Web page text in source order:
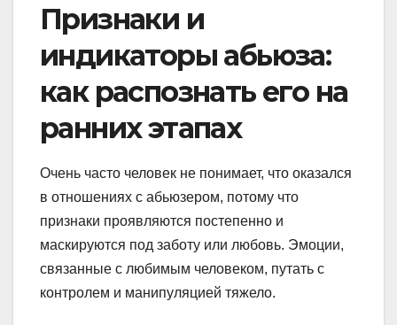
Признаки и
индикаторы абьюза:
как распознать его на
ранних этапах
Очень часто человек не понимает, что оказался
в отношениях с абьюзером, потому что
признаки проявляются постепенно и
маскируются под заботу или любовь. Эмоции,
связанные с любимым человеком, путать с
контролем и манипуляцией тяжело.